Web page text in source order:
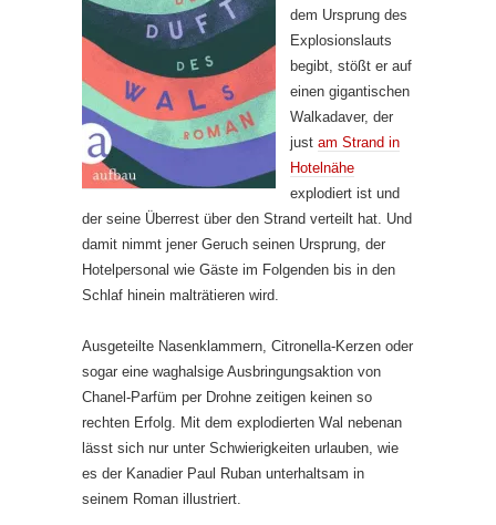
dem Ursprung des
Explosionslauts
begibt, stößt er auf
einen gigantischen
Walkadaver, der
just am Strand in
Hotelnähe
explodiert ist und
der seine Überrest über den Strand verteilt hat. Und
damit nimmt jener Geruch seinen Ursprung, der
Hotelpersonal wie Gäste im Folgenden bis in den
Schlaf hinein malträtieren wird.
Ausgeteilte Nasenklammern, Citronella-Kerzen oder
sogar eine waghalsige Ausbringungsaktion von
Chanel-Parfüm per Drohne zeitigen keinen so
rechten Erfolg. Mit dem explodierten Wal nebenan
lässt sich nur unter Schwierigkeiten urlauben, wie
es der Kanadier Paul Ruban unterhaltsam in
seinem Roman illustriert.